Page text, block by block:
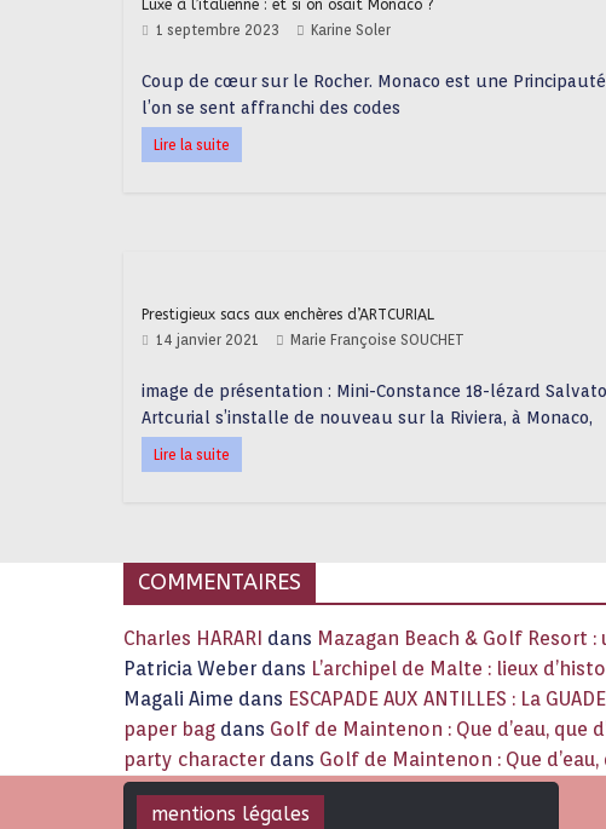
Luxe à l’italienne : et si on osait Monaco ?
1 septembre 2023 Karine Soler
Coup de cœur sur le Rocher. Monaco est une
l’on se sent affranchi des codes
Lire la suite
Prestigieux sacs aux enchères d’ARTCURIAL
14 janvier 2021 Marie Françoise SOUCHET
image de présentation : Mini-Constance 18-lézard
Artcurial s’installe de nouveau sur la Riviera, à Monaco,
Lire la suite
COMMENTAIRES
Charles HARARI dans Mazagan Beach & Golf Resort
Patricia Weber dans L’archipel de Malte : lieux
Magali Aime dans ESCAPADE AUX ANTILLES : La
paper bag dans Golf de Maintenon : Que d’eau, que
party character dans Golf de Maintenon : Que d’eau,
mentions légales